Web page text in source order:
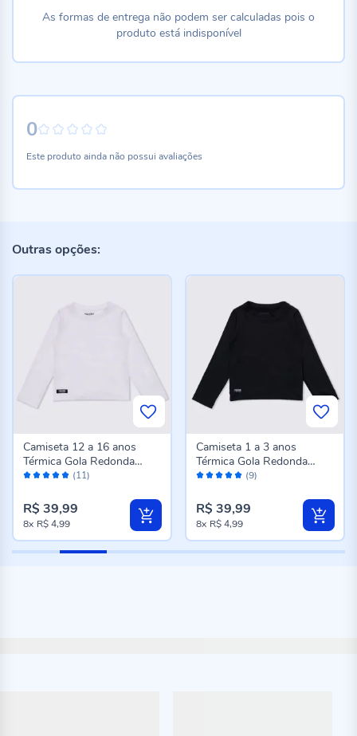
0
Este produto ainda não possui avaliações
As formas de entrega não podem ser calculadas pois o
produto está indisponível
Outras opções:
Avaliação: (11)
Camiseta 12 a 16 anos
Térmica Gola Redonda
Fakini Branco
R$ 39,99
8x R$ 4,99
Avaliação: (9)
Camiseta 1 a 3 anos
Térmica Gola Redonda
Fakini Preto
R$ 39,99
8x R$ 4,99